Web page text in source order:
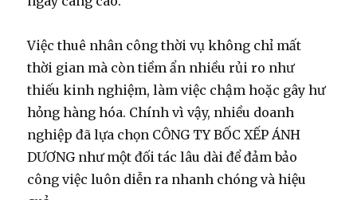
Việc thuê nhân công thời vụ không chỉ mất
thời gian mà còn tiềm ẩn nhiều rủi ro như
thiếu kinh nghiệm, làm việc chậm hoặc gây hư
hỏng hàng hóa. Chính vì vậy, nhiều doanh
nghiệp đã lựa chọn CÔNG TY BỐC XẾP ÁNH
DƯƠNG như một đối tác lâu dài để đảm bảo
công việc luôn diễn ra nhanh chóng và hiệu